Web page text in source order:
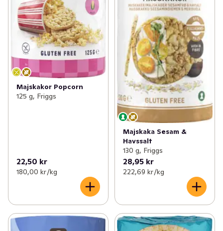
Majskakor Popcorn
125 g, Friggs
22,50 kr
180,00 kr /kg
Majskaka Sesam &
Havssalt
130 g, Friggs
28,95 kr
222,69 kr /kg